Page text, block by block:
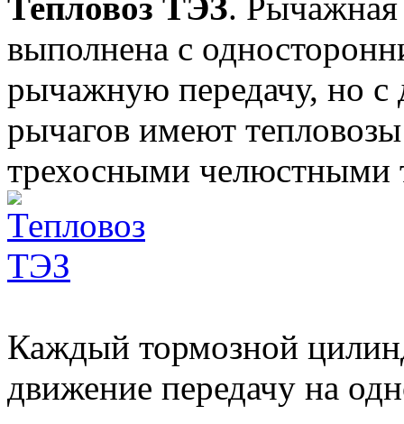
выполнена с
рычажную передачу, но с
рычагов имеют
трехосными челюстными
Каждый тормозной
движение передачу на